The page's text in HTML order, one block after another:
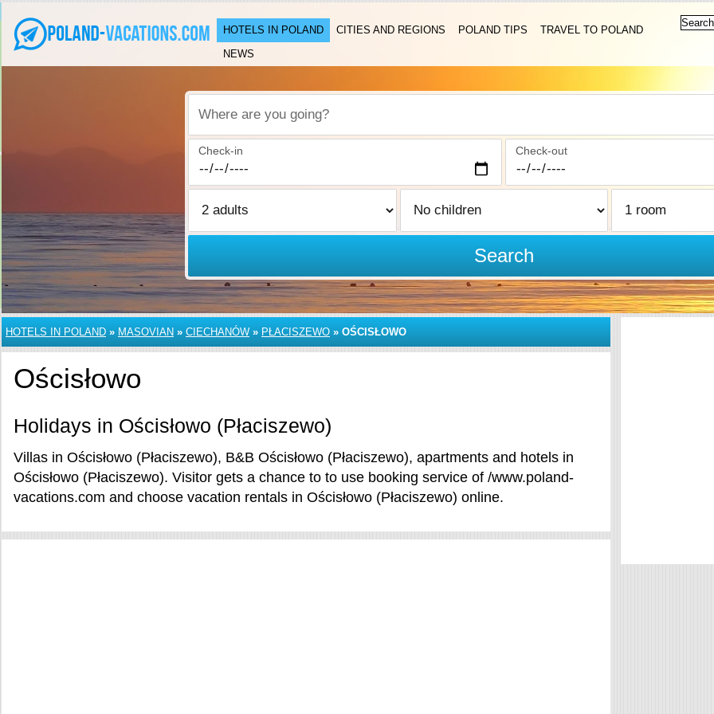
HOTELS IN POLAND CITIES AND REGIONS POLAND TIPS
TRAVEL TO POLAND
NEWS
Where are you going?
Check-in Check-out
Search
HOTELS IN POLAND » MASOVIAN » CIECHANÓW » PŁACISZEWO » OŚCISŁOWO
Ościsłowo
Holidays in Ościsłowo (Płaciszewo)
Villas in Ościsłowo (Płaciszewo), B&B Ościsłowo (Płaciszewo), apartments and hotels in
Ościsłowo (Płaciszewo). Visitor gets a chance to to use booking service of /www.poland-
vacations.com and choose vacation rentals in Ościsłowo (Płaciszewo) online.